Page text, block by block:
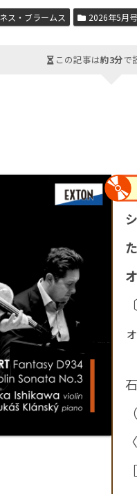
ス・ブラームス 2026年5月号
この記事は約3分で